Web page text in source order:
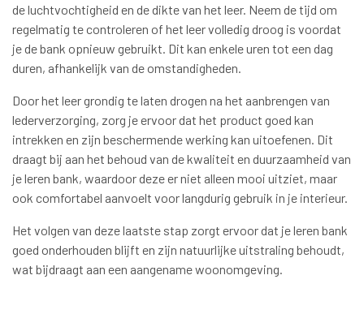
de luchtvochtigheid en de dikte van het leer. Neem de tijd om
regelmatig te controleren of het leer volledig droog is voordat
je de bank opnieuw gebruikt. Dit kan enkele uren tot een dag
duren, afhankelijk van de omstandigheden.
Door het leer grondig te laten drogen na het aanbrengen van
lederverzorging, zorg je ervoor dat het product goed kan
intrekken en zijn beschermende werking kan uitoefenen. Dit
draagt bij aan het behoud van de kwaliteit en duurzaamheid van
je leren bank, waardoor deze er niet alleen mooi uitziet, maar
ook comfortabel aanvoelt voor langdurig gebruik in je interieur.
Het volgen van deze laatste stap zorgt ervoor dat je leren bank
goed onderhouden blijft en zijn natuurlijke uitstraling behoudt,
wat bijdraagt aan een aangename woonomgeving.